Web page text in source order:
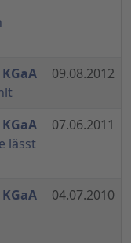
09.08.2012
lässt
07.06.2011
04.07.2010